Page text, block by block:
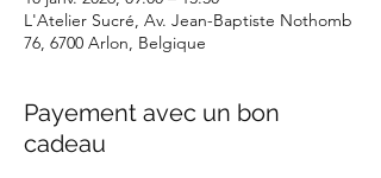
L'Atelier Sucré, Av. Jean-Baptiste Nothomb
76, 6700 Arlon, Belgique
Payement avec un bon
cadeau